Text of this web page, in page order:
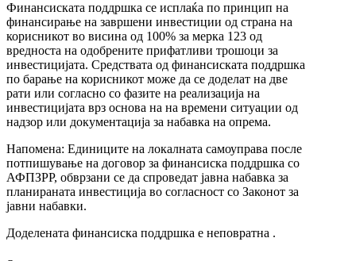
Финансиската поддршка се исплаќа по принцип на
финансирање на завршени инвестиции од страна на
корисникот во висина од 100% за мерка 123 од
вредноста на одобрените прифатливи трошоци за
инвестицијата. Средствата од финансиската поддршка
по барање на корисникот може да се доделат на две
рати или согласно со фазите на реализација на
инвестицијата врз основа на на времени ситуации од
надзор или документација за набавка на опрема.
Напомена: Eдиниците на локалната самоуправа после
потпишување на договор за финансиска поддршка со
АФПЗРР, обврзани се да спроведат јавна набавка за
планираната инвестиција во согласност со Законот за
јавни набавки.
Доделената финансиска поддршка е неповратна .